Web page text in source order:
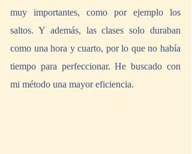
muy importantes, como por ejemplo los
saltos. Y además, las clases solo duraban
como una hora y cuarto, por lo que no había
tiempo para perfeccionar. He buscado con
mi método una mayor eficiencia.